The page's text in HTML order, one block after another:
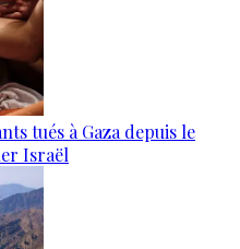
tués à Gaza depuis le
Israël